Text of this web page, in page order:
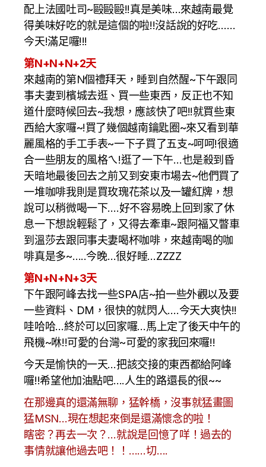
配上法國吐司~毆毆毆!!真是美味…來越南最覺
得美味好吃的就是這個的啦!!沒話說的好吃……
今天!滿足囉!!!
第N+N+N+2天
來越南的第N個禮拜天，睡到自然醒~下午跟同
事夫妻到檳城去逛、買一些東西，反正也不知
道什麼時候回去~我想，應該快了吧!!就買些東
西給大家囉~!買了幾個越南鑰匙圈~來又看到華
麗風格的手工手表~一下子買了五支~呵呵!很適
合一些朋友的風格ㄟ!逛了一下午…也是殺到昏
天暗地最後回去之前又到安東市場去~他們買了
一堆咖啡我則是買玫瑰花茶以及一罐紅牌，想
說可以稍微喝一下….好不容易晚上回到家了休
息一下想說輕鬆了，又得去牽車~跟阿福又瞥車
到溫莎去跟同事夫妻喝杯咖啡，來越南喝的咖
啡真是多~…..今晚…很好睡…ZZZZ
第N+N+N+3天
下午跟阿峰去找一些SPA店~拍一些外觀以及要
一些資料、DM，很快的就閃人….今天大爽快!!
哇哈哈…終於可以回家囉…馬上定了後天中午的
飛機~咻!!可愛的台灣~可愛的家我回來囉!!
今天是愉快的一天…把該交接的東西都給阿峰
囉!!希望他加油點吧….人生的路還長的很~~
在那邊真的還滿無聊，猛幹橋，沒事就猛畫圖
猛MSN…現在想起來倒是還滿懷念的啦！
瞎密？再去一次？…就說是回憶了咩！過去的
事情就讓他過去吧！！……切….